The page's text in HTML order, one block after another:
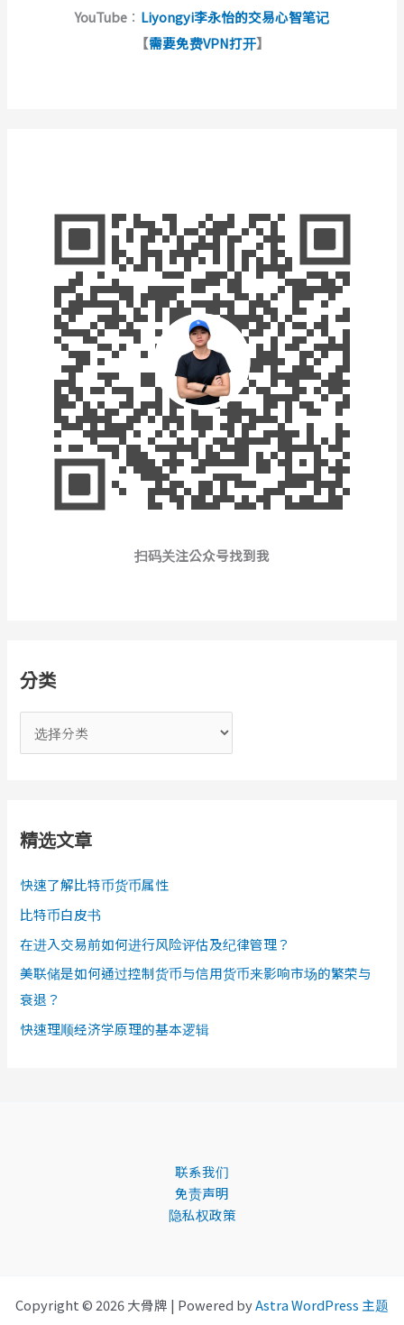
YouTube ： Liyongyi李永怡的交易心智笔记
【需要免费VPN打开】
扫码关注公众号找到我
分类
类
精选文章
快速了解比特币货币属性
比特币白皮书
在进入交易前如何进行风险评估及纪律管理？
美联储是如何通过控制货币与信用货币来影响市场的繁荣与
衰退？
快速理顺经济学原理的基本逻辑
联系我们
免责声明
隐私权政策
Copyright © 2026 大骨牌 | Powered byAstra WordPress 主题